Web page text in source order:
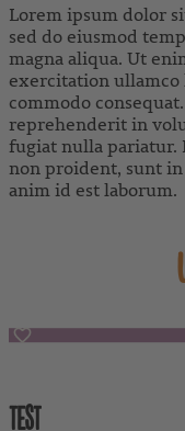
Lorem ipsum dolor
sed do eiusmod
magna aliqua. Ut
exercitation
commodo
reprehenderit in
fugiat nulla pariatur.
non proident, sunt
anim id est laborum.
TEST